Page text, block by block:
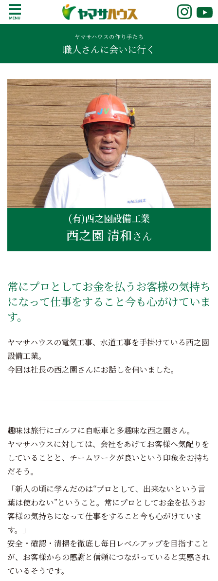
o
鹿児島で注文住宅ならヤマサハウス
新築の注文住宅や建売モデルハウスをお探し
の方はこちら。鹿児島県内で11年連続ナンバ
ーワンの実績を誇る、絆の家でおなじみの
ヤマサハウス。展示場情報や家づくりのこだ
ヤマサハウスの作り手たち
職人さんに会いに行く
(有)西之園設備工業
西之園 清和さん
常にプロとしてお金を払うお客様の気持ち
になって仕事をすること今も心がけていま
す。
ヤマサハウスの電気工事、水道工事を手掛けている西之園
設備工業。
今回は社長の西之園さんにお話しを伺いました。
趣味は旅行にゴルフに自転車と多趣味な西之園さん。
ヤマサハウスに対しては、会社をあげてお客様へ気配りを
していることと、チームワークが良いという印象をお持ち
だそう。
「新人の頃に学んだのは“プロとして、出来ないという言
葉は使わない”ということ。常にプロとしてお金を払うお
客様の気持ちになって仕事をすること今も心がけていま
す。」
安全・確認・清掃を徹底し毎日レベルアップを目指すこと
が、お客様からの感謝と信頼につながっていると実感され
ているそうです。